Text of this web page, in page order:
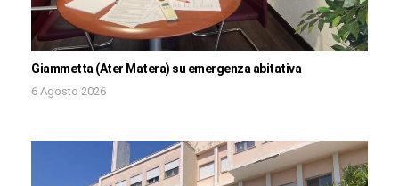
Giammetta (Ater Matera) su emergenza abitativa
6 Agosto 2026